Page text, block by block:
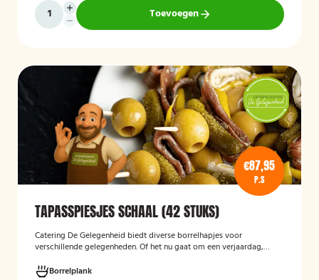
Toevoegen
€87,95
P.S
TAPASSPIESJES SCHAAL (42 STUKS)
Catering De Gelegenheid biedt diverse borrelhapjes voor
verschillende gelegenheden. Of het nu gaat om een verjaardag,
Hieronder ziet u een selectie uit ons aanbod. De tapasspiesjesschaal
Borrelplank